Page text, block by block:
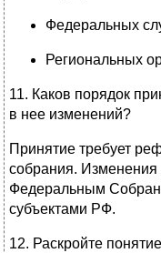
Федеральных
Региональных
11. Каков порядок
в нее изменений?
Принятие требует
собрания. Изменения
Федеральным
субъектами РФ.
12. Раскройте